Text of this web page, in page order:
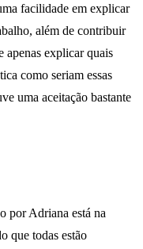
facilidade em explicar
além de contribuir
apenas explicar quais
como seriam essas
uma aceitação bastante
por Adriana está na
que todas estão